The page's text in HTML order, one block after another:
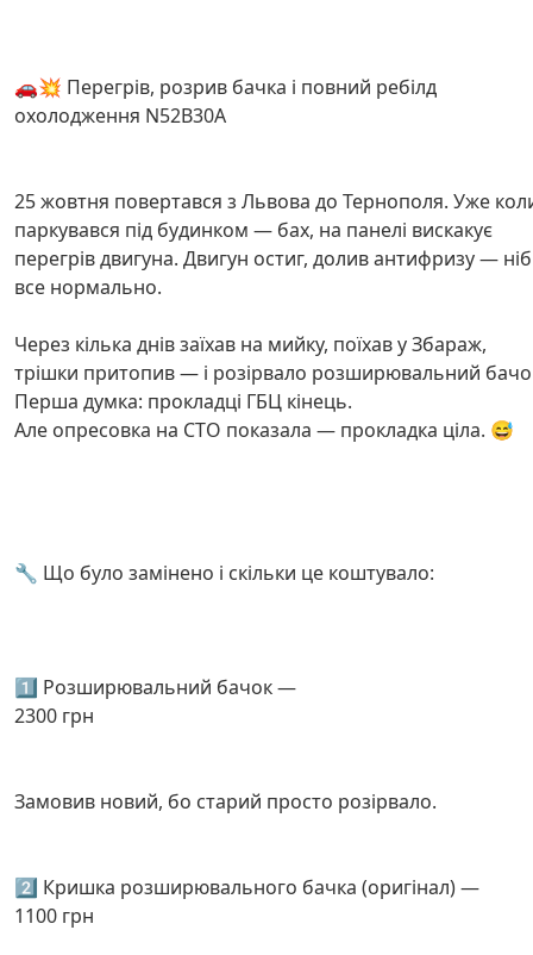
🚗💥 Перегрів, розрив бачка і повний ребілд
охолодження N52B30A
25 жовтня повертався з Львова до Тернополя. Уже
паркувався під будинком — бах, на панелі вискакує
перегрів двигуна. Двигун остиг, долив антифризу —
все нормально.
Через кілька днів заїхав на мийку, поїхав у Збараж,
трішки притопив — і розірвало розширювальний
Перша думка: прокладці ГБЦ кінець.
Але опресовка на СТО показала — прокладка ціла. 😅
🔧 Що було замінено і скільки це коштувало:
1️⃣ Розширювальний бачок —
2300 грн
Замовив новий, бо старий просто розірвало.
2️⃣ Кришка розширювального бачка (оригінал) —
1100 грн